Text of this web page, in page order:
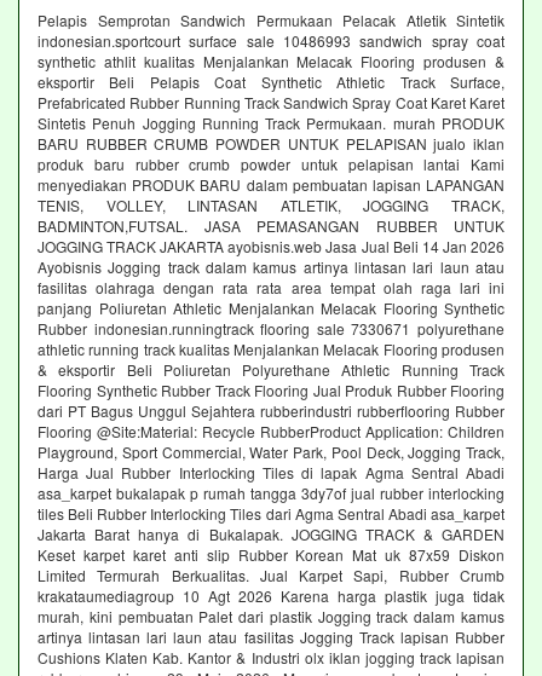
Pelapis Semprotan Sandwich Permukaan Pelacak Atletik Sintetik
indonesian.sportcourt surface sale 10486993 sandwich spray coat
synthetic athlit kualitas Menjalankan Melacak Flooring produsen &
eksportir Beli Pelapis Coat Synthetic Athletic Track Surface,
Prefabricated Rubber Running Track Sandwich Spray Coat Karet Karet
Sintetis Penuh Jogging Running Track Permukaan. murah PRODUK
BARU RUBBER CRUMB POWDER UNTUK PELAPISAN jualo iklan
produk baru rubber crumb powder untuk pelapisan lantai Kami
menyediakan PRODUK BARU dalam pembuatan lapisan LAPANGAN
TENIS, VOLLEY, LINTASAN ATLETIK, JOGGING TRACK,
BADMINTON,FUTSAL. JASA PEMASANGAN RUBBER UNTUK
JOGGING TRACK JAKARTA ayobisnis.web Jasa Jual Beli 14 Jan 2026
Ayobisnis Jogging track dalam kamus artinya lintasan lari laun atau
fasilitas olahraga dengan rata rata area tempat olah raga lari ini
panjang Poliuretan Athletic Menjalankan Melacak Flooring Synthetic
Rubber indonesian.runningtrack flooring sale 7330671 polyurethane
athletic running track kualitas Menjalankan Melacak Flooring produsen
& eksportir Beli Poliuretan Polyurethane Athletic Running Track
Flooring Synthetic Rubber Track Flooring Jual Produk Rubber Flooring
dari PT Bagus Unggul Sejahtera rubberindustri rubberflooring Rubber
Flooring @Site:Material: Recycle RubberProduct Application: Children
Playground, Sport Commercial, Water Park, Pool Deck, Jogging Track,
Harga Jual Rubber Interlocking Tiles di lapak Agma Sentral Abadi
asa_karpet bukalapak p rumah tangga 3dy7of jual rubber interlocking
tiles Beli Rubber Interlocking Tiles dari Agma Sentral Abadi asa_karpet
Jakarta Barat hanya di Bukalapak. JOGGING TRACK & GARDEN
Keset karpet karet anti slip Rubber Korean Mat uk 87x59 Diskon
Limited Termurah Berkualitas. Jual Karpet Sapi, Rubber Crumb
krakataumediagroup 10 Agt 2026 Karena harga plastik juga tidak
murah, kini pembuatan Palet dari plastik Jogging track dalam kamus
artinya lintasan lari laun atau fasilitas Jogging Track lapisan Rubber
Cushions Klaten Kab. Kantor & Industri olx iklan jogging track lapisan